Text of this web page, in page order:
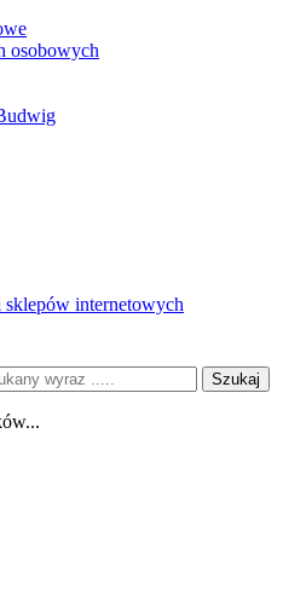
osobowych
internetowych
Szukaj